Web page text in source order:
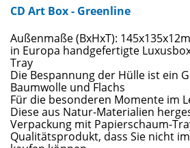
CD Art Box - Greenline
Außenmaße (BxHxT):
in Europa handgefertigte
Tray
Die Bespannung der Hülle ist ein
Baumwolle und Flachs
Für die besonderen Momente im
Diese aus Natur-Materialien
Verpackung mit Papierschaum-
Qualitätsprodukt, dass Sie nicht